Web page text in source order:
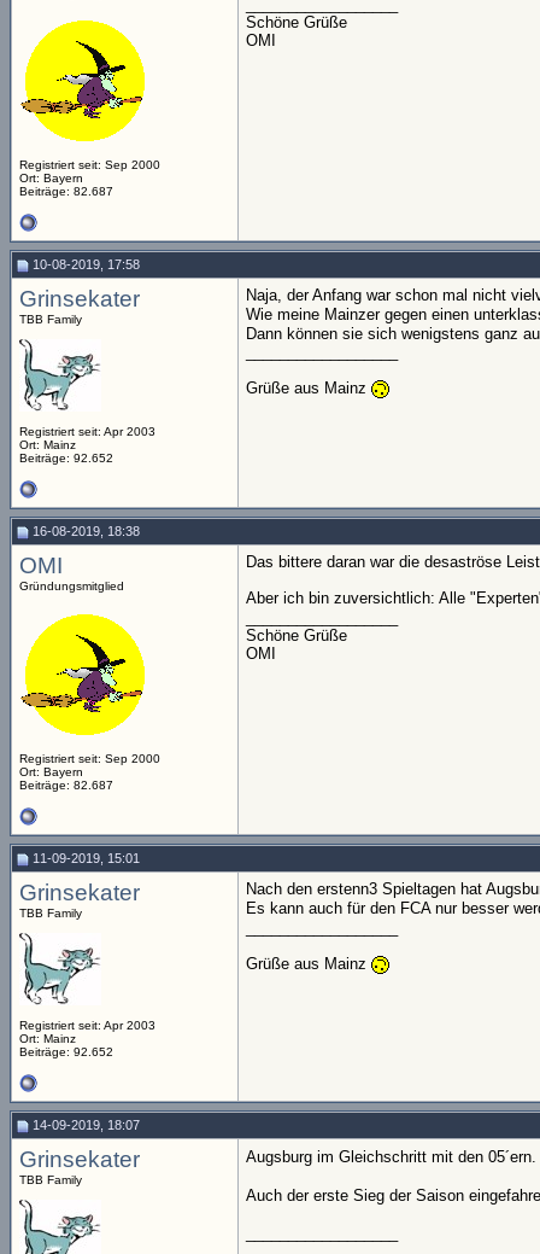
Registriert seit: Sep 2000
Ort: Bayern
Beiträge: 82.687
Schöne Grüße
OMI
10-08-2019, 17:58
Grinsekater
TBB Family
Registriert seit: Apr 2003
Ort: Mainz
Beiträge: 92.652
Naja, der Anfang war schon mal nicht
Wie meine Mainzer gegen einen
Dann können sie sich wenigstens ganz
Grüße aus Mainz
16-08-2019, 18:38
OMI
Gründungsmitglied
Registriert seit: Sep 2000
Ort: Bayern
Beiträge: 82.687
Das bittere daran war die desaströse
Aber ich bin zuversichtlich: Alle
Schöne Grüße
OMI
11-09-2019, 15:01
Grinsekater
TBB Family
Registriert seit: Apr 2003
Ort: Mainz
Beiträge: 92.652
Nach den erstenn3 Spieltagen hat
Es kann auch für den FCA nur besser
Grüße aus Mainz
14-09-2019, 18:07
Grinsekater
TBB Family
Augsburg im Gleichschritt mit den 05´ern.
Auch der erste Sieg der Saison